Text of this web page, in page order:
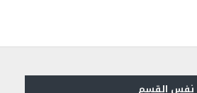
نفس القسم